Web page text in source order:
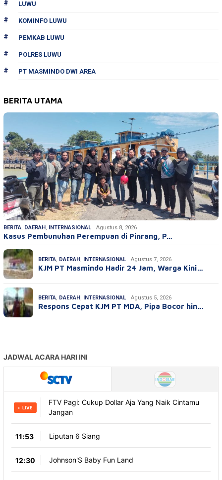
LUWU
KOMINFO LUWU
PEMKAB LUWU
POLRES LUWU
PT MASMINDO DWI AREA
BERITA UTAMA
BERITA, DAERAH, INTERNASIONAL Agustus 8, 2026
Kasus Pembunuhan Perempuan di Pinrang, P…
BERITA, DAERAH, INTERNASIONAL Agustus 7, 2026
KJM PT Masmindo Hadir 24 Jam, Warga Kini…
BERITA, DAERAH, INTERNASIONAL Agustus 5, 2026
Respons Cepat KJM PT MDA, Pipa Bocor hin…